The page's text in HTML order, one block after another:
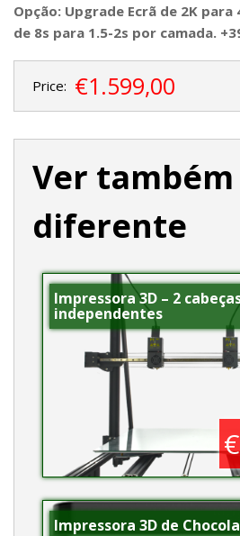
Opção: Upgrade Ecrã de 2K
de 8s para 1.5-2s por camada.
Price: €1.599,00
Ver também
diferente
Impressora 3D – 2
independentes
Impressora 3D de